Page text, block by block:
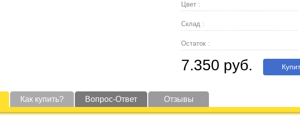
Цвет :
Склад :
Остаток :
7.350 руб.
Как купить? Вопрос-Ответ Отзывы